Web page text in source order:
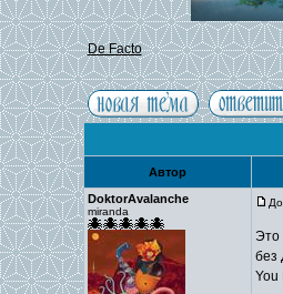
De Facto
Автор
DoktorAvalanche
miranda
Это
без
You